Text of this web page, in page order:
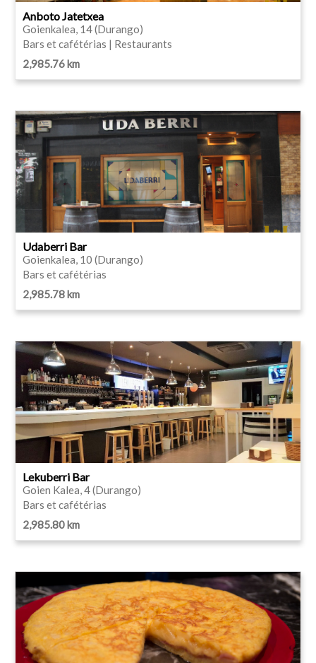
Anboto Jatetxea
Goienkalea, 14 (Durango)
Bars et cafétérias | Restaurants
2,985.76 km
Udaberri Bar
Goienkalea, 10 (Durango)
Bars et cafétérias
2,985.78 km
Lekuberri Bar
Goien Kalea, 4 (Durango)
Bars et cafétérias
2,985.80 km